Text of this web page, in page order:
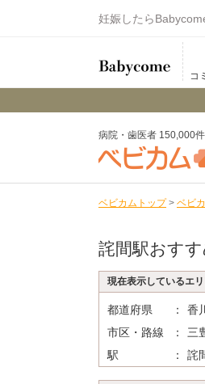
妊娠したら
コ
病院・歯医者 150,000件
ベビカムトップ > ベビ
詫間駅おす
現在表示しているエ
都道府県 香
市区・路線
三
駅
詫